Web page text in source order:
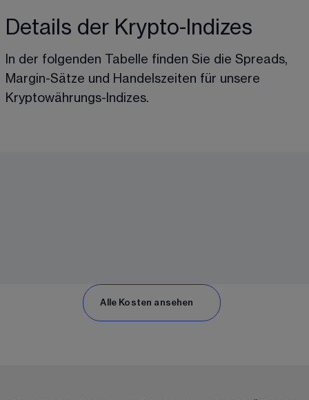
Details der Krypto-Indizes
In der folgenden Tabelle finden Sie die Spreads,
Margin-Sätze und Handelszeiten für unsere
Kryptowährungs-Indizes.
Alle Kosten ansehen